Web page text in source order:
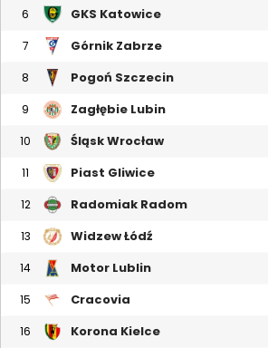
6 GKS Katowice
7 Górnik Zabrze
8 Pogoń Szczecin
9 Zagłębie Lubin
10 Śląsk Wrocław
11 Piast Gliwice
12 Radomiak Radom
13 Widzew Łódź
14 Motor Lublin
15 Cracovia
16 Korona Kielce